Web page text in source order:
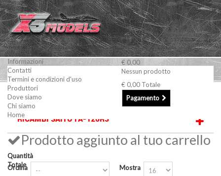
Informazioni
Contatti
Termini e condizioni d'uso
Produttori
Dove siamo
Chi siamo
Home
€ 0,00
Nessun prodotto
€ 0,00 Totale
Pagamento
Prodotto aggiunto al tuo carrello
Quantità
Totale
Ricambi SAITO Ricambi SAITO FA-120R3
RICAMBI SAITO FA-120R3
Ordina Mostra